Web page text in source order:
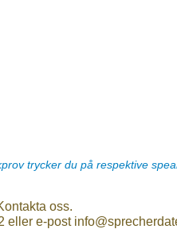
trycker du på respektive
oss.
eller e-post